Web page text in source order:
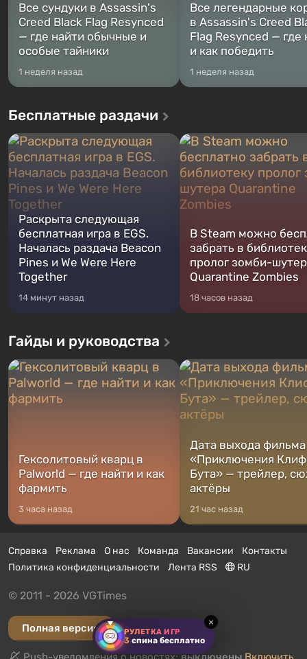
РУЛЕТКА ИГР
3 спина бесплатно
×
Все сундуки в Assassin's
Creed Black Flag Resynced
— где найти обычные и
особые тайники
1 неделя назад
Все легендарные
в Assassin's Creed
Flag Resynced — где
и как победить
1 неделя назад
Бесплатные раздачи
Раскрыта следующая
бесплатная игра в EGS.
Началась раздача Beacon
Pines и We Were Here
Together
14 минут назад
В Steam можно
забрать в
пролог зомби-
Quarantine Zombies
18 часов назад
Гайды и руководства
Гексолитовый кварц в
Palworld — где найти и как
фармить
3 часа назад
Дата выхода фильма
«Приключения
Бута» — трейлер,
актёры
21 час назад
Справка Реклама О нас Команда Вакансии
Контакты
Политика конфиденциальности
Лента RSS RU
© 2011 - 2026 VGTimes
Полная версия